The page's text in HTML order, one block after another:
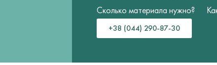
Сколько материала нужно?
+38 (044) 290-87-30